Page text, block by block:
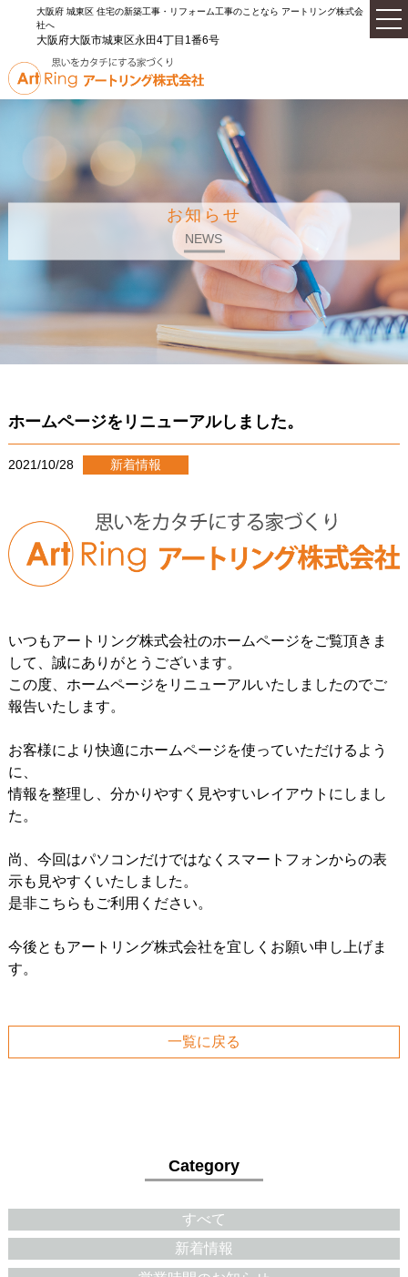
大阪府 城東区 住宅の新築工事・リフォーム工事のことなら アートリング株式会
社へ
大阪府大阪市城東区永田4丁目1番6号
お知らせ
NEWS
ホームページをリニューアルしました。
2021/10/28 新着情報
いつもアートリング株式会社のホームページをご覧頂きま
して、誠にありがとうございます。
この度、ホームページをリニューアルいたしましたのでご
報告いたします。
お客様により快適にホームページを使っていただけるよう
に、
情報を整理し、分かりやすく見やすいレイアウトにしまし
た。
尚、今回はパソコンだけではなくスマートフォンからの表
示も見やすくいたしました。
是非こちらもご利用ください。
今後ともアートリング株式会社を宜しくお願い申し上げま
す。
一覧に戻る
Category
すべて
新着情報